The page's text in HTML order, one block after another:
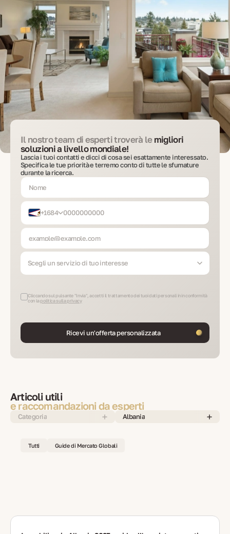
Il nostro team di esperti troverà lemigliori
soluzioni a livello mondiale!
Lascia i tuoi contatti e dicci di cosa sei esattamente interessato.
Specifica le tue priorità e terremo conto di tutte le sfumature
durante la ricerca.
+1684
Scegli un servizio di tuo interesse
Cliccando sul pulsante "Invia", accetti il trattamento dei tuoi dati personali in in conformità
con lapolitica sulla privacy
Ricevi un'offerta personalizzata
Articoli utili
e raccomandazioni da esperti
Categoria Albania
Tutti Guide di Mercato Globali